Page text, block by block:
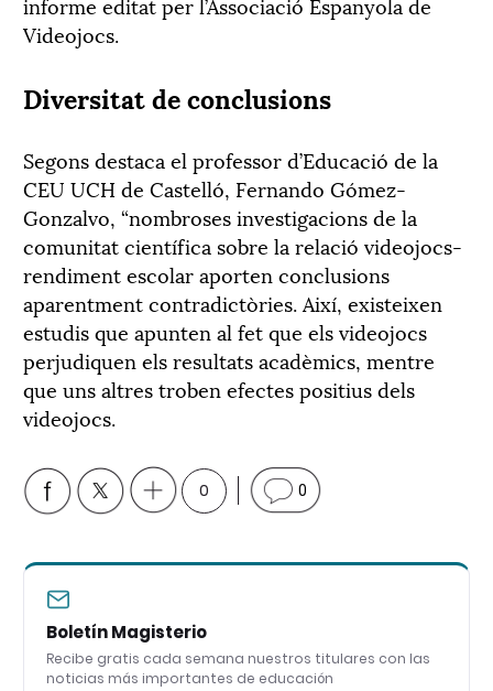
Videojocs.
Diversitat de conclusions
Segons destaca el professor d’Educació de la
CEU UCH de Castelló, Fernando Gómez-
Gonzalvo, “nombroses investigacions de la
comunitat científica sobre la relació videojocs-
rendiment escolar aporten conclusions
aparentment contradictòries. Així, existeixen
estudis que apunten al fet que els videojocs
perjudiquen els resultats acadèmics, mentre
que uns altres troben efectes positius dels
videojocs.
0 0
Boletín Magisterio
Recibe gratis cada semana nuestros titulares con las
noticias más importantes de educación